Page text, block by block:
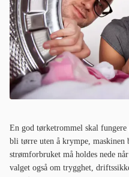
En god tørketrommel skal
bli tørre uten å krympe, maskinen
strømforbruket må holdes nede
valget også om trygghet,